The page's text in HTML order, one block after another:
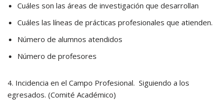
Cuáles son las áreas de investigación que desarrollan
Cuáles las líneas de prácticas profesionales que atienden.
Número de alumnos atendidos
Número de profesores
4. Incidencia en el Campo Profesional. Siguiendo a los
egresados. (Comité Académico)